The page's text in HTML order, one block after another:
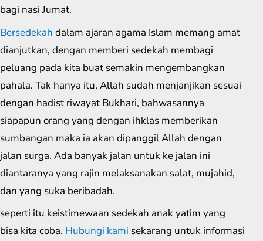
bagi nasi Jumat.
Bersedekah dalam ajaran agama Islam memang amat
dianjutkan, dengan memberi sedekah membagi
peluang pada kita buat semakin mengembangkan
pahala. Tak hanya itu, Allah sudah menjanjikan sesuai
dengan hadist riwayat Bukhari, bahwasannya
siapapun orang yang dengan ihklas memberikan
sumbangan maka ia akan dipanggil Allah dengan
jalan surga. Ada banyak jalan untuk ke jalan ini
diantaranya yang rajin melaksanakan salat, mujahid,
dan yang suka beribadah.
seperti itu keistimewaan sedekah anak yatim yang
bisa kita coba. Hubungi kami sekarang untuk informasi